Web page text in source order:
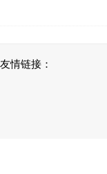
友情链接：